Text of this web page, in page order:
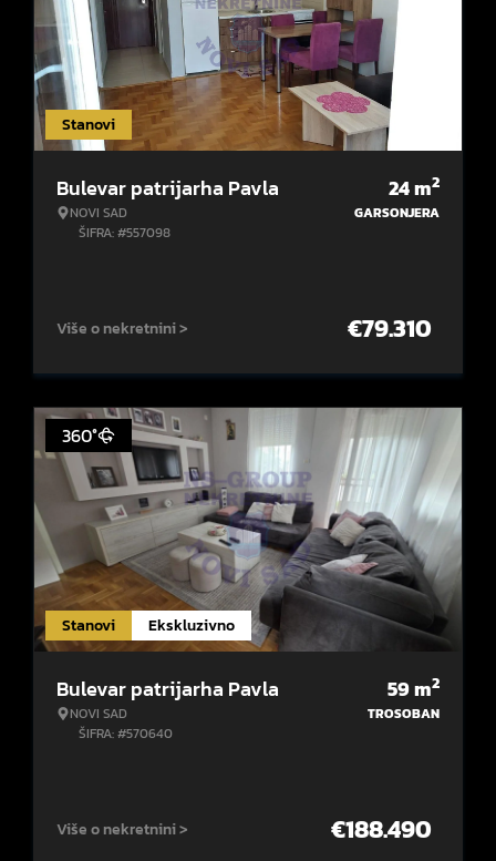
Stanovi
Bulevar patrijarha Pavla
NOVI SAD
ŠIFRA: #557098
24m2
GARSONJERA
Više o nekretnini > €79.310
Stanovi Ekskluzivno
360°
Bulevar patrijarha Pavla
NOVI SAD
ŠIFRA: #570640
59m2
TROSOBAN
Više o nekretnini > €188.490